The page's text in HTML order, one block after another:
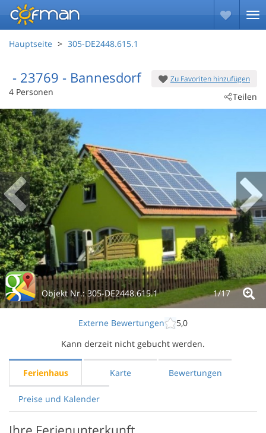
Hauptseite 305-DE2448.615.1
Zu Favoriten hinzufügen
Teilen
- 23769 - Bannesdorf
4 Personen
Objekt Nr.:305-DE2448.615.1 1/17
Externe Bewertungen
5,0
Kann derzeit nicht gebucht werden.
Ferienhaus Karte Bewertungen
Preise und Kalender